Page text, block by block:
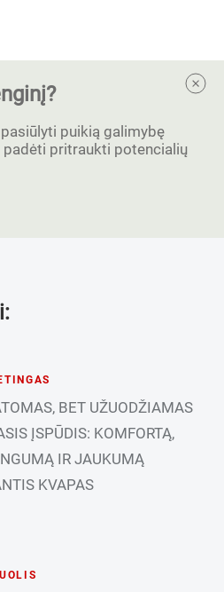
puikią galimybę
pritraukti potencialių
BET UŽUODŽIAMAS
ĮSPŪDIS: KOMFORTĄ,
IR JAUKUMĄ
KVAPAS